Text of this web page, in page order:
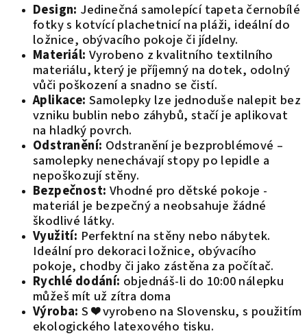
Design: Jedinečná samolepící tapeta černobílé
fotky s kotvící plachetnicí na pláži, ideální do
ložnice, obývacího pokoje či jídelny.
Materiál: Vyrobeno z kvalitního textilního
materiálu, který je příjemný na dotek, odolný
vůči poškození a snadno se čistí.
Aplikace: Samolepky lze jednoduše nalepit bez
vzniku bublin nebo záhybů, stačí je aplikovat
na hladký povrch.
Odstranění: Odstranění je bezproblémové –
samolepky nenechávají stopy po lepidle a
nepoškozují stěny.
Bezpečnost: Vhodné pro dětské pokoje -
materiál je bezpečný a neobsahuje žádné
škodlivé látky.
Využití: Perfektní na stěny nebo nábytek.
Ideální pro dekoraci ložnice, obývacího
pokoje, chodby či jako zástěna za počítač.
Rychlé dodání: objednáš-li do 10:00 nálepku
můžeš mít už zítra doma
Výroba: S ❤️ vyrobeno na Slovensku, s použitím
ekologického latexového tisku.